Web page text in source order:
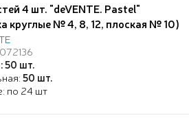
4 шт. "deVENTE. Pastel"
круглые № 4, 8, 12, плоская № 10)
50 шт.
50 шт.
по 24 шт